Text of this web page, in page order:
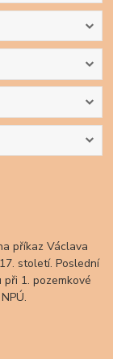
příkaz Václava
století. Poslední
1. pozemkové